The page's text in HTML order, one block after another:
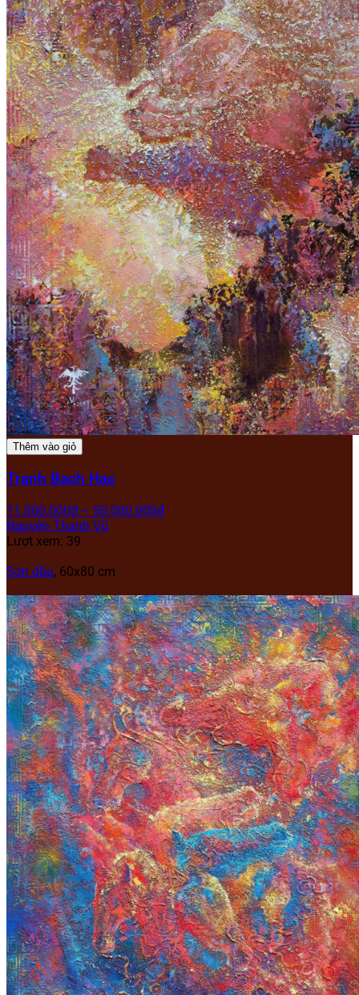
Thêm vào giỏ
Tranh Bạch Hạc
11.000.000₫ – 50.000.000₫
Nguyễn Thanh Vũ
Lượt xem: 39
Sơn dầu, 60x80 cm